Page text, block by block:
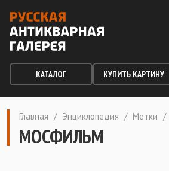
КАТАЛОГ КУПИТЬ КАРТИНУ
Главная / Энциклопедия / Метки /
МОСФИЛЬМ